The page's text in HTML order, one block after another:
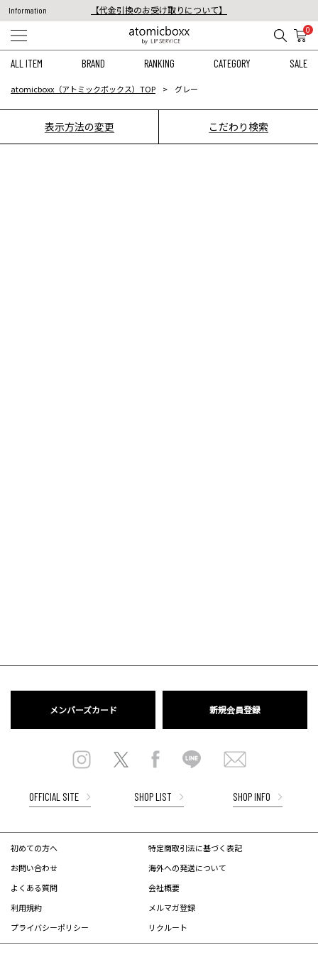
Information
【代金引換のお受け取りについて】
税込11,000円以上のご注文で送料無料！
0
ALL ITEM BRAND RANKING CATEGORY SALE
atomicboxx（アトミックボックス）TOP グレー
表示方法の変更 こだわり検索
メンバーズカード 新規会員登録
OFFICIAL SITE SHOP LIST SHOP INFO
初めての方へ
お問い合わせ
よくある質問
利用規約
プライバシーポリシー
特定商取引法に基づく表記
海外への発送について
会社概要
メルマガ登録
リクルート